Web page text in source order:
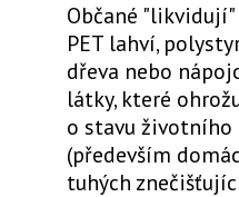
Občané
PET lahví,
dřeva nebo
látky, které
o stavu
(především
tuhých